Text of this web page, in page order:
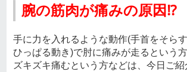
腕の筋肉が痛みの原因⁉
手に力を入れるような動作(手首をそら
ひっぱる動き)で肘に痛みが走るという
ズキズキ痛むという方などは、今日ご